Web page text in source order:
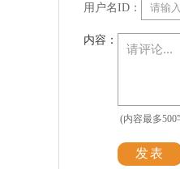
用户名ID：
内容：
(内容最多500
发表